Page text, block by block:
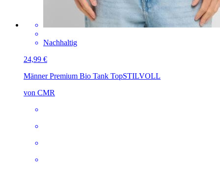
Nachhaltig
24,99 €
Männer Premium Bio Tank TopSTILVOLL
von CMR